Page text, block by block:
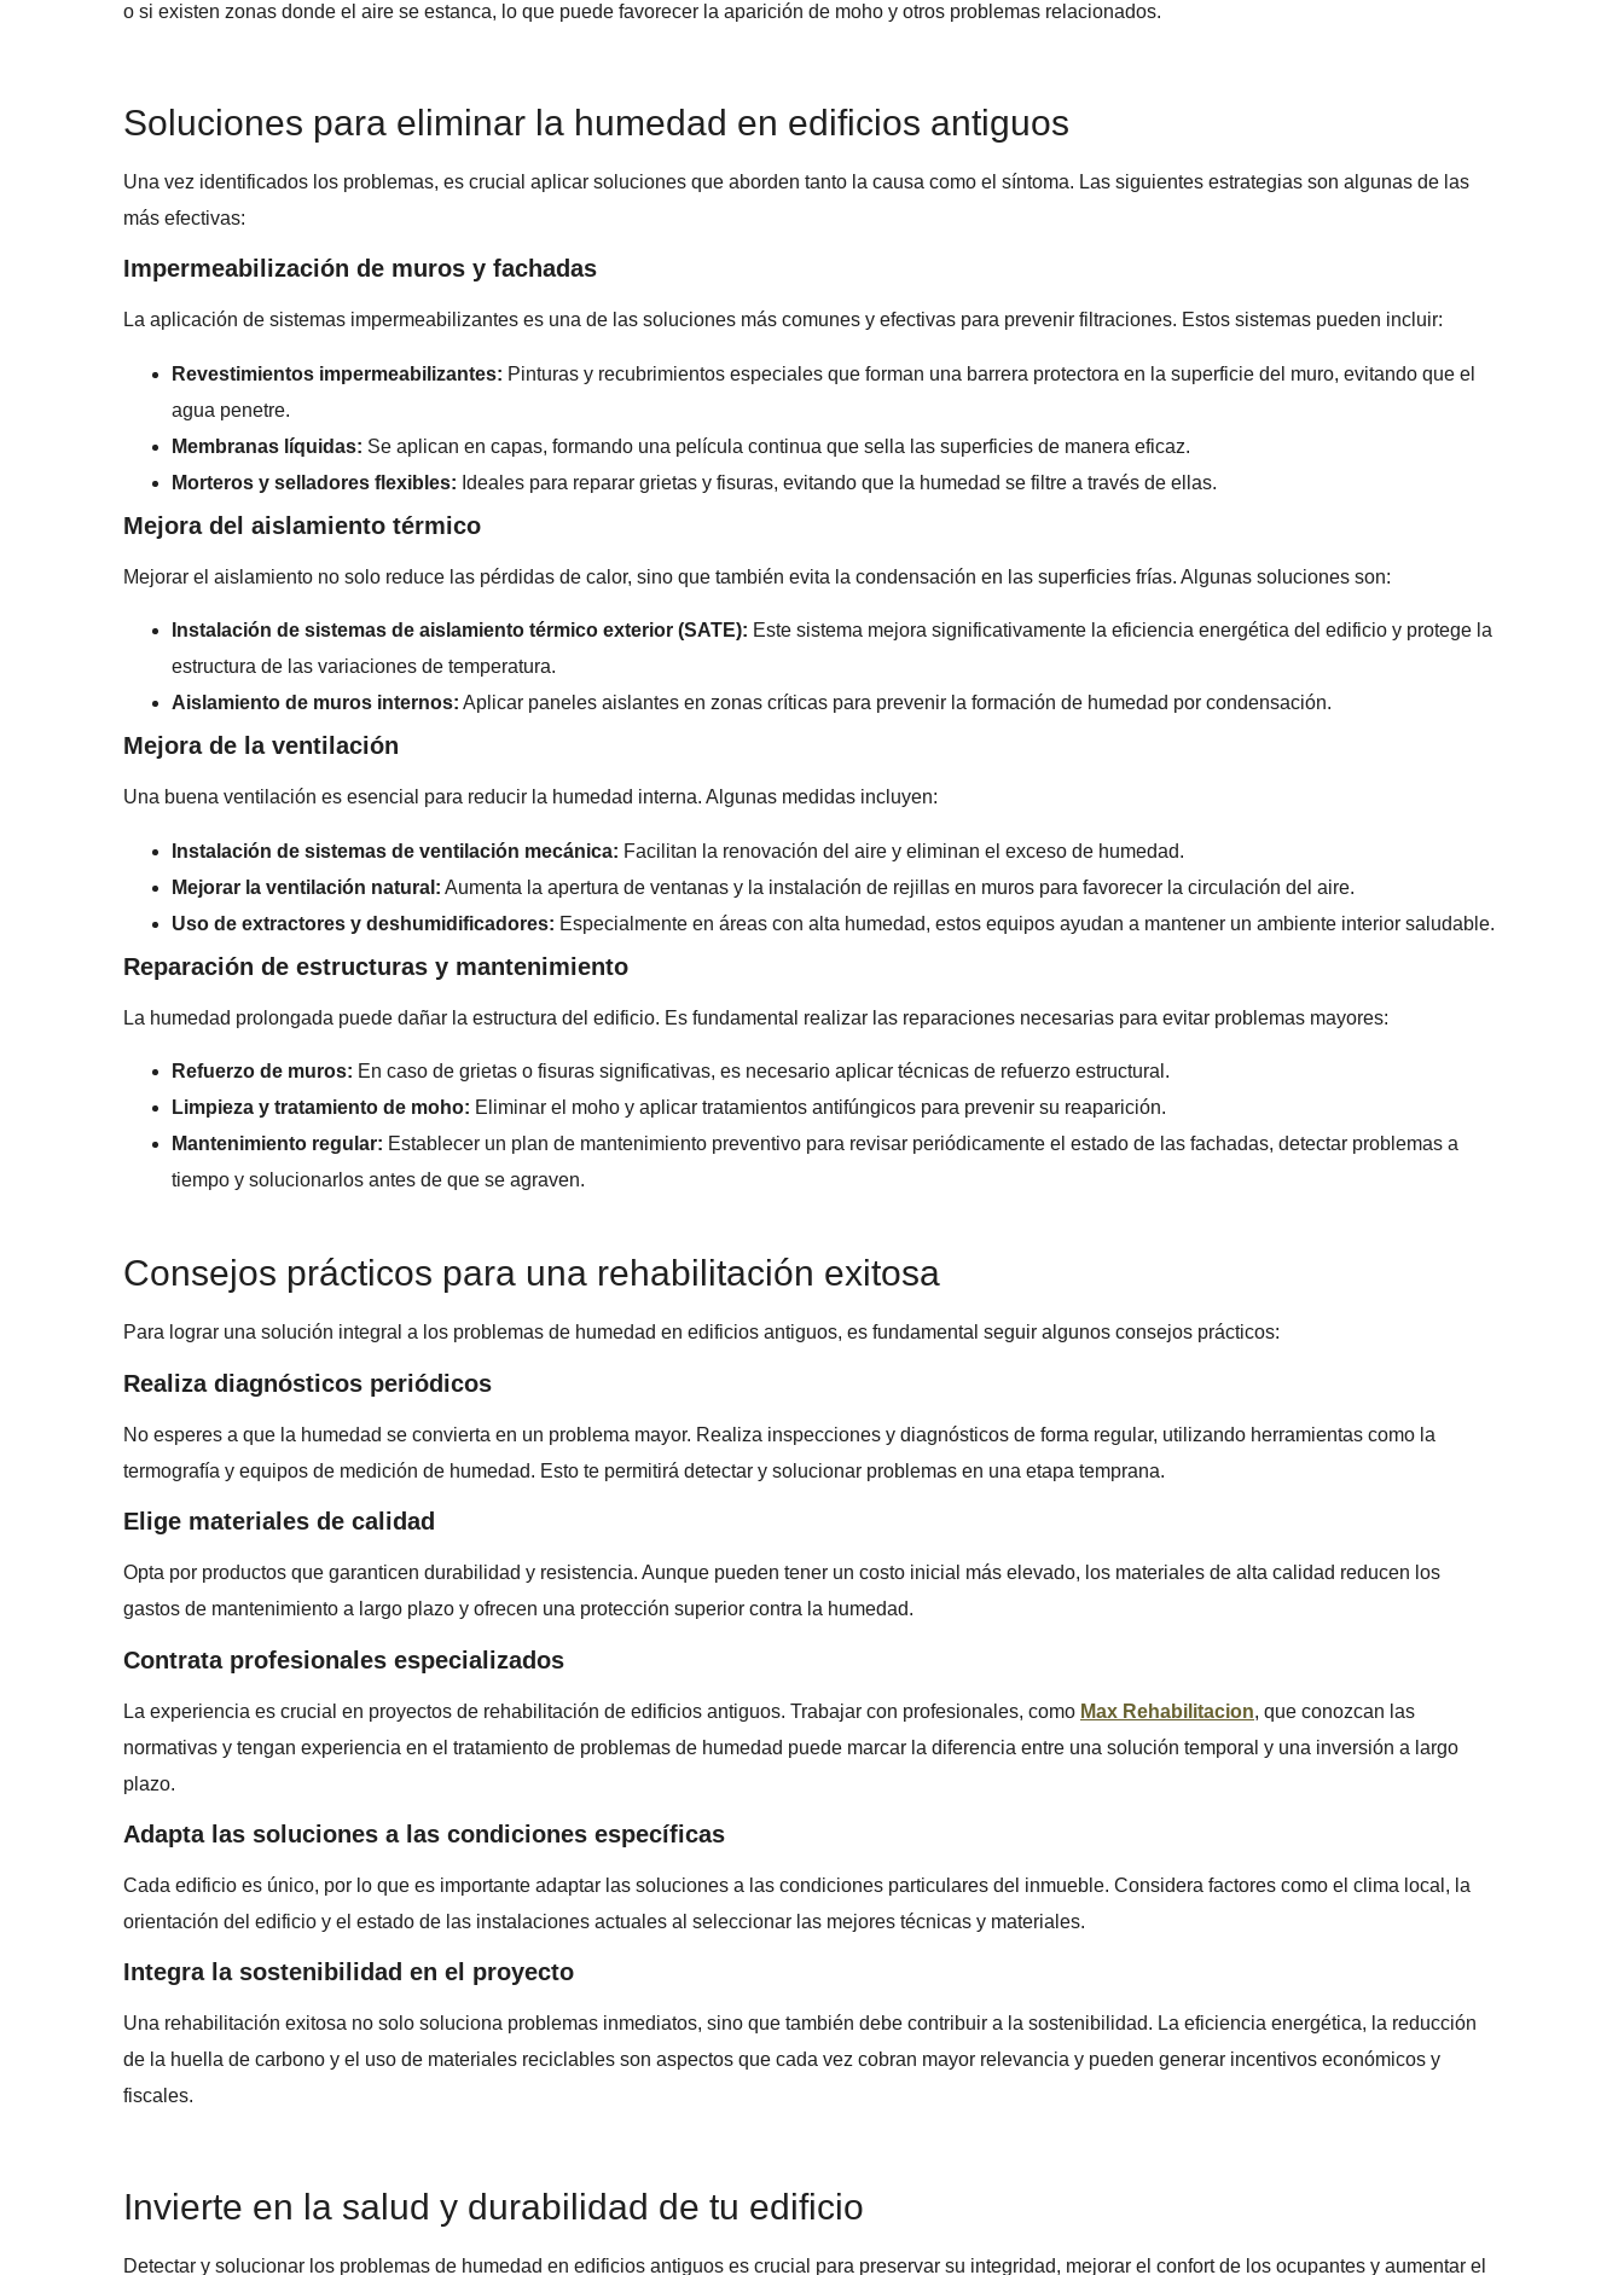
o si existen zonas donde el aire se estanca, lo que puede favorecer la aparición de moho y otros problemas relacionados.
Soluciones para eliminar la humedad en edificios antiguos
Una vez identificados los problemas, es crucial aplicar soluciones que aborden tanto la causa como el síntoma. Las siguientes estrategias son algunas de las
más efectivas:
Impermeabilización de muros y fachadas
La aplicación de sistemas impermeabilizantes es una de las soluciones más comunes y efectivas para prevenir filtraciones. Estos sistemas pueden incluir:
Revestimientos impermeabilizantes: Pinturas y recubrimientos especiales que forman una barrera protectora en la superficie del muro, evitando que el
agua penetre.
Membranas líquidas: Se aplican en capas, formando una película continua que sella las superficies de manera eficaz.
Morteros y selladores flexibles: Ideales para reparar grietas y fisuras, evitando que la humedad se filtre a través de ellas.
Mejora del aislamiento térmico
Mejorar el aislamiento no solo reduce las pérdidas de calor, sino que también evita la condensación en las superficies frías. Algunas soluciones son:
Instalación de sistemas de aislamiento térmico exterior (SATE): Este sistema mejora significativamente la eficiencia energética del edificio y protege la
estructura de las variaciones de temperatura.
Aislamiento de muros internos: Aplicar paneles aislantes en zonas críticas para prevenir la formación de humedad por condensación.
Mejora de la ventilación
Una buena ventilación es esencial para reducir la humedad interna. Algunas medidas incluyen:
Instalación de sistemas de ventilación mecánica: Facilitan la renovación del aire y eliminan el exceso de humedad.
Mejorar la ventilación natural: Aumenta la apertura de ventanas y la instalación de rejillas en muros para favorecer la circulación del aire.
Uso de extractores y deshumidificadores: Especialmente en áreas con alta humedad, estos equipos ayudan a mantener un ambiente interior saludable.
Reparación de estructuras y mantenimiento
La humedad prolongada puede dañar la estructura del edificio. Es fundamental realizar las reparaciones necesarias para evitar problemas mayores:
Refuerzo de muros: En caso de grietas o fisuras significativas, es necesario aplicar técnicas de refuerzo estructural.
Limpieza y tratamiento de moho: Eliminar el moho y aplicar tratamientos antifúngicos para prevenir su reaparición.
Mantenimiento regular: Establecer un plan de mantenimiento preventivo para revisar periódicamente el estado de las fachadas, detectar problemas a
tiempo y solucionarlos antes de que se agraven.
Consejos prácticos para una rehabilitación exitosa
Para lograr una solución integral a los problemas de humedad en edificios antiguos, es fundamental seguir algunos consejos prácticos:
Realiza diagnósticos periódicos
No esperes a que la humedad se convierta en un problema mayor. Realiza inspecciones y diagnósticos de forma regular, utilizando herramientas como la
termografía y equipos de medición de humedad. Esto te permitirá detectar y solucionar problemas en una etapa temprana.
Elige materiales de calidad
Opta por productos que garanticen durabilidad y resistencia. Aunque pueden tener un costo inicial más elevado, los materiales de alta calidad reducen los
gastos de mantenimiento a largo plazo y ofrecen una protección superior contra la humedad.
Contrata profesionales especializados
La experiencia es crucial en proyectos de rehabilitación de edificios antiguos. Trabajar con profesionales, como Max Rehabilitacion, que conozcan las
normativas y tengan experiencia en el tratamiento de problemas de humedad puede marcar la diferencia entre una solución temporal y una inversión a largo
plazo.
Adapta las soluciones a las condiciones específicas
Cada edificio es único, por lo que es importante adaptar las soluciones a las condiciones particulares del inmueble. Considera factores como el clima local, la
orientación del edificio y el estado de las instalaciones actuales al seleccionar las mejores técnicas y materiales.
Integra la sostenibilidad en el proyecto
Una rehabilitación exitosa no solo soluciona problemas inmediatos, sino que también debe contribuir a la sostenibilidad. La eficiencia energética, la reducción
de la huella de carbono y el uso de materiales reciclables son aspectos que cada vez cobran mayor relevancia y pueden generar incentivos económicos y
fiscales.
Invierte en la salud y durabilidad de tu edificio
Detectar y solucionar los problemas de humedad en edificios antiguos es crucial para preservar su integridad, mejorar el confort de los ocupantes y aumentar el